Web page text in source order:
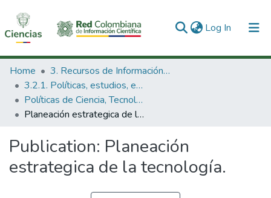
Log In (current)
Communities & Collections
All of DSpace
Statistics
Home
3. Recursos de Información Científica y Tecnológica
3.2.1. Políticas, estudios, evaluaciones e indicadores de CTeI
Políticas de Ciencia, Tecnología e Innovación
Planeación estrategica de la tecnología.
Publication: Planeación
estrategica de la tecnología.